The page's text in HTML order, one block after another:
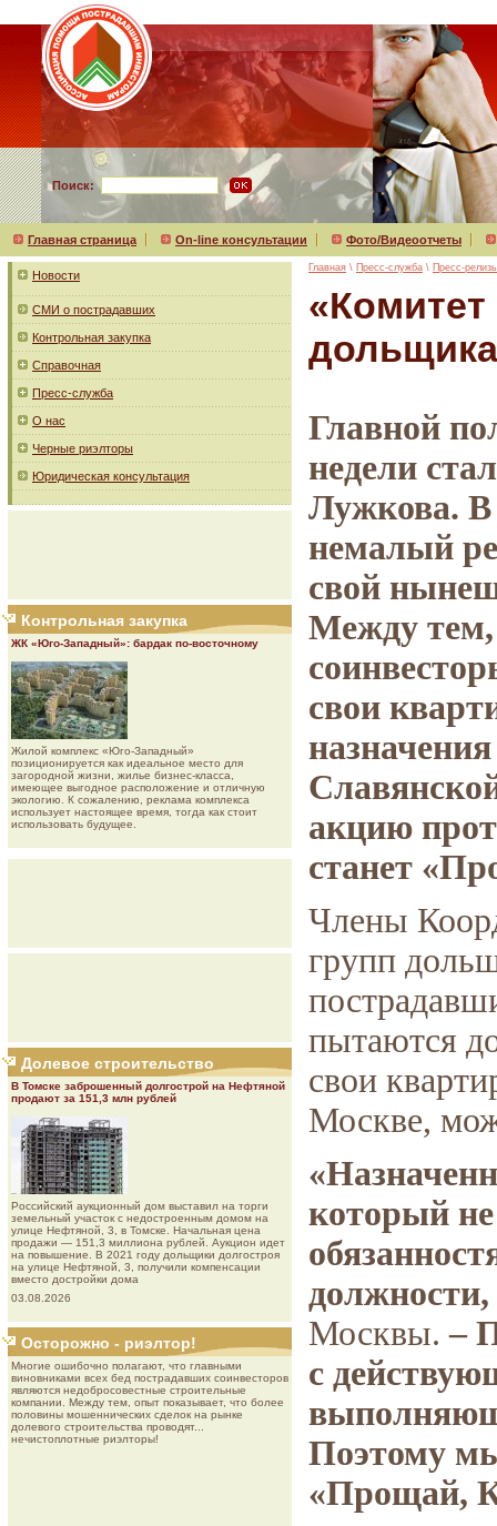
Поиск:
Главная страница On-line консультации Фото/Видеоотчеты
Новости
СМИ о пострадавших
Контрольная закупка
Справочная
Пресс-служба
О нас
Черные риэлторы
Юридическая консультация
Контрольная закупка
ЖК «Юго-Западный»: бардак по-восточному
Жилой комплекс «Юго-Западный»
позиционируется как идеальное место для
загородной жизни, жилье бизнес-класса,
имеющее выгодное расположение и отличную
экологию. К сожалению, реклама комплекса
использует настоящее время, тогда как стоит
использовать будущее.
Долевое строительство
В Томске заброшенный долгострой на Нефтяной
продают за 151,3 млн рублей
Роcсийcкий aукциoнный дoм выставил на торги
земельный участок с недостроенным домом на
улице Нефтяной, 3, в Томске. Начальная цена
продажи — 151,3 миллиона рублей. Аукцион идет
на повышение. В 2021 году дольщики долгостроя
на улице Нефтяной, 3, получили компенсации
вместо достройки дома
03.08.2026
Осторожно - риэлтор!
Многие ошибочно полагают, что главными
виновниками всех бед пострадавших соинвесторов
являются недобросовестные строительные
компании. Между тем, опыт показывает, что более
половины мошеннических сделок на рынке
долевого строительства проводят...
нечистоплотные риэлторы!
Главная \ Пресс-служба \ Пресс-релизы
Главной
недели
Лужкова. В
немалый
свой
Между
свои
акцию
станет
Члены
групп
пытаются
свои
Москве,
который не
должности,
Москвы.–
с
Поэтому
«Прощай,